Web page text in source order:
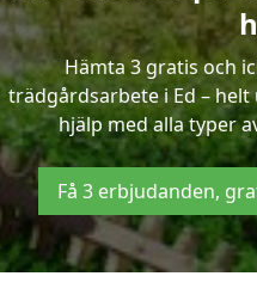
Hämta 3 gratis och
trädgårdsarbete i Ed –
hjälp med alla typer
Få 3 erbjudanden,